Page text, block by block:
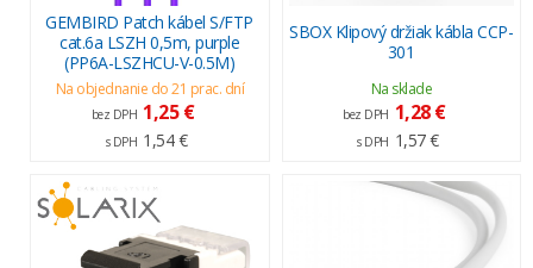
GEMBIRD Patch kábel S/FTP
cat.6a LSZH 0,5m, purple
(PP6A-LSZHCU-V-0.5M)
Na objednanie do 21 prac. dní
bez DPH 1,25 €
s DPH 1,54 €
SBOX Klipový držiak kábla CCP-
301
Na sklade
bez DPH 1,28 €
s DPH 1,57 €